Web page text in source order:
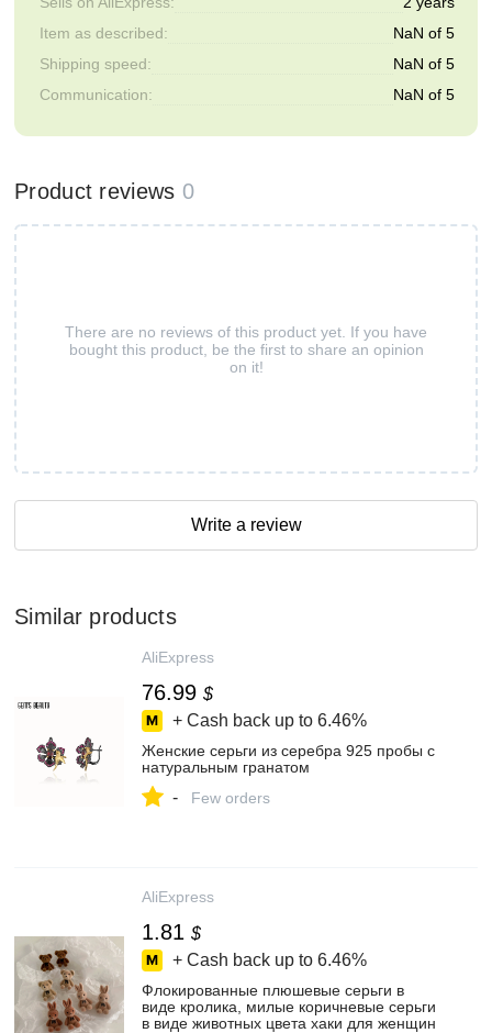
Item as described:
NaN of 5
Shipping speed:
NaN of 5
Communication:
NaN of 5
Product reviews 0
There are no reviews of this product yet. If you have
bought this product, be the first to share an opinion
on it!
Write a review
Similar products
AliExpress
76.99 $
+ Cash back up to 6.46%
Женские серьги из серебра 925 пробы с
натуральным гранатом
- Few orders
AliExpress
1.81 $
+ Cash back up to 6.46%
Флокированные плюшевые серьги в
виде кролика, милые коричневые серьги
в виде животных цвета хаки для женщин